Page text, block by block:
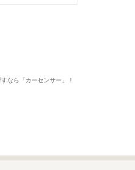
なら「カーセンサー」！